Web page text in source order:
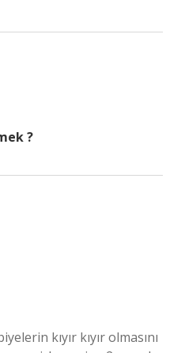
?
kıyır kıyır olmasını